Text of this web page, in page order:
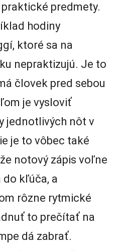
predmety.
hodiny
ktoré sa na
nepraktizujú. Je to
človek pred sebou
je vysloviť
jednotlivých nôt v
je to vôbec také
notový zápis voľne
do kľúča, a
rôzne rytmické
to prečítať na
dá zabrať.